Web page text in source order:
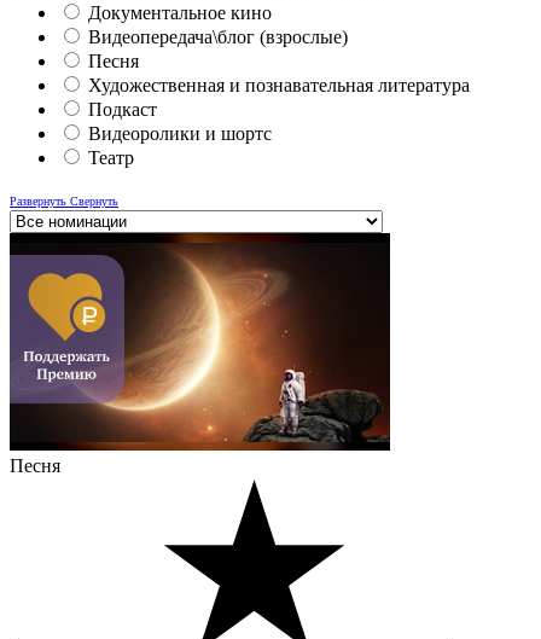
Документальное кино
Видеопередача\блог (взрослые)
Песня
Художественная и познавательная литература
Подкаст
Видеоролики и шортс
Театр
Развернуть Свернуть
Песня